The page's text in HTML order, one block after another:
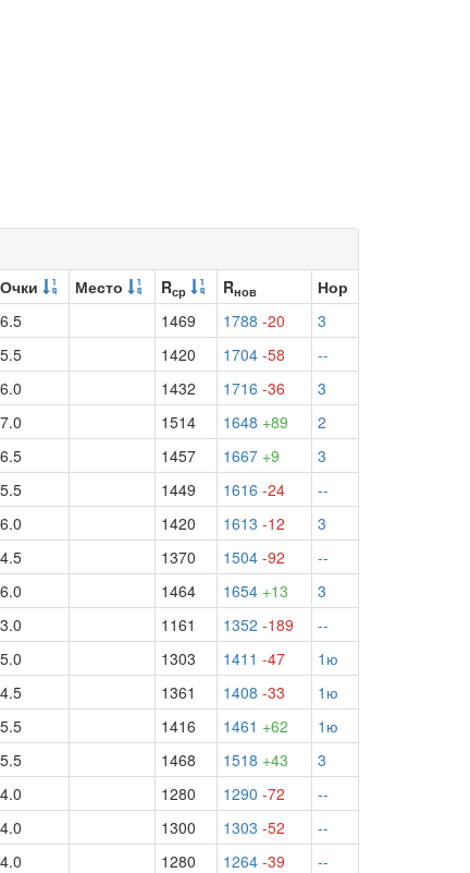
Очки Место Rср Rнов
Нор
6.5 1469 1788 -20
3
5.5 1420 1704 -58
--
6.0 1432 1716 -36
3
7.0 1514 1648 +89
2
6.5 1457 1667 +9
3
5.5 1449 1616 -24
--
6.0 1420 1613 -12
3
4.5 1370 1504 -92
--
6.0 1464 1654 +13
3
3.0 1161 1352 -189
--
5.0 1303 1411 -47
1ю
4.5 1361 1408 -33
1ю
5.5 1416 1461 +62
1ю
5.5 1468 1518 +43
3
4.0 1280 1290 -72
--
4.0 1300 1303 -52
--
4.0 1280 1264 -39
--